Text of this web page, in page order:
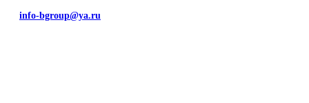
info-bgroup@ya.ru